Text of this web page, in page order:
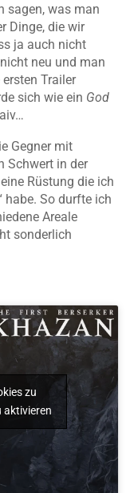
sagen, was man
Dinge, die wir
ja auch nicht
neu und man
Trailer
sich wie ein God
Gegner mit
Schwert in der
Rüstung die ich
habe. So durfte ich
Areale
sonderlich
zu
aktivieren